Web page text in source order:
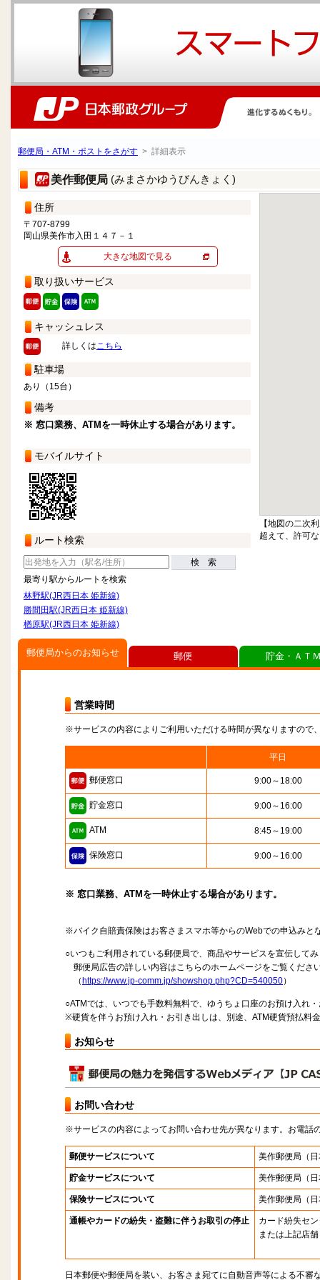
郵便局・ATM・ポストをさがす > 詳細表示
美作郵便局 (みまさかゆうびんきょく)
住所
〒707-8799
岡山県美作市入田１４７－１
大きな地図で見る
取り扱いサービス
キャッシュレス
詳しくはこちら
駐車場
あり（15台）
備考
※ 窓口業務、ATMを一時休止する場合があります。
モバイルサイト
ルート検索
検 索
最寄り駅からルートを検索
林野駅(JR西日本 姫新線)
勝間田駅(JR西日本 姫新線)
楢原駅(JR西日本 姫新線)
【地図の二次
超えて、許可
郵便局からのお知らせ
営業時間
※サービスの内容によりご利用いただける時間が異なりますので
平日
郵便窓口 9:00～18:00
貯金窓口 9:00～16:00
ATM 8:45～19:00
保険窓口 9:00～16:00
※ 窓口業務、ATMを一時休止する場合があります。
※バイク自賠責保険はお客さまスマホ等からのWebでの申込みと
○いつもご利用されている郵便局で、商品やサービスを宣伝して
郵便局広告の詳しい内容はこちらのホームページをご覧くださ
（ https://www.jp-comm.jp/showshop.php?CD=540050）
○ATMでは、いつでも手数料無料で、ゆうちょ口座のお預け入れ
※硬貨を伴うお預け入れ・お引き出しは、別途、ATM硬貨預払料
お知らせ
お問い合わせ
※サービスの内容によってお問い合わせ先が異なります。お電話
郵便サービスについて 美作郵便局 （
貯金サービスについて 美作郵便局 （
保険サービスについて 美作郵便局 （
通帳やカードの紛失・盗難に伴うお取引の停止
カード紛失セ
または上記店舗
日本郵便や郵便局を装い、お客さま宛てに自動音声等による不審
郵便 貯金・ＡＴ